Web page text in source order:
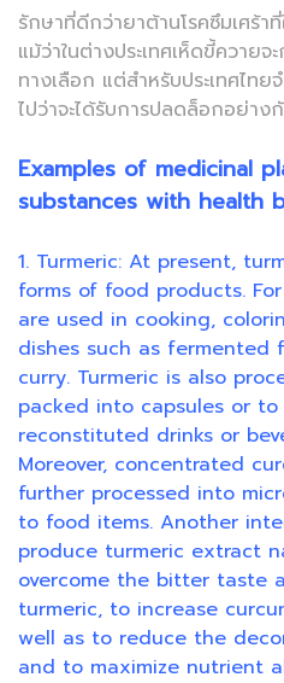
รักษาที่ดีกว่ายาต้านโรคซึมเศร้
แม้ว่าในต่างประเทศเห็ดขี้ควาย
ทางเลือก แต่สำหรับประเทศไท
ไปว่าจะได้รับการปลดล็อกอย่าง
Examples of medicinal
substances with health
1. Turmeric: At present,
forms of food products.
are used in cooking,
dishes such as fermented
curry. Turmeric is also
packed into capsules or
reconstituted drinks or
Moreover, concentrated
further processed into
to food items. Another
produce turmeric extract
overcome the bitter taste
turmeric, to increase
well as to reduce the
and to maximize nutrient